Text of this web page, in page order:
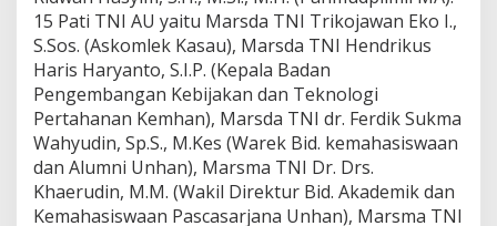
15 Pati TNI AU yaitu Marsda TNI Trikojawan Eko I.,
S.Sos. (Askomlek Kasau), Marsda TNI Hendrikus
Haris Haryanto, S.I.P. (Kepala Badan
Pengembangan Kebijakan dan Teknologi
Pertahanan Kemhan), Marsda TNI dr. Ferdik Sukma
Wahyudin, Sp.S., M.Kes (Warek Bid. kemahasiswaan
dan Alumni Unhan), Marsma TNI Dr. Drs.
Khaerudin, M.M. (Wakil Direktur Bid. Akademik dan
Kemahasiswaan Pascasarjana Unhan), Marsma TNI